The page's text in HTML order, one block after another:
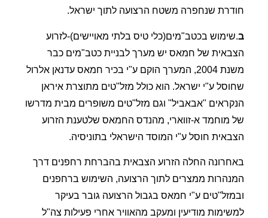
חודרת שנחפרה משטח הרצועה לתוך ישראל.
ב.שימוש בכטב"מים(כלי טיס בלתי מאויישים)-לזרוע
הצבאית של חמאס יש מערך לבניית כטב"מים כבר
משנת 2004, המערך הוקם ע"י בכיר חמאס עדנאן אלרול
שחוסל ע"י ישראל. הוא כולל מזל"טים מתוצרת איראן
הנקראים "אבאביל" וגם מזל"טים משופרים מבית מדרשו
של מוחמד א-זווארי, מהנדס החמאס שלטענת הזרוע
הצבאית חוסל ע"י המוסד הישראלי בתוניסיה.
באחרונה החלה הזרוע הצבאית בהברחת רחפנים דרך
המנהרות ממצרים לתוך הרצועה, השימוש ברחפנים
ובמזל"טים ע"י חמאס בגבול הרצועה גובר בעיקר
למשימות מודיעין ומעקב מהאוויר אחרי פעילות צה"ל